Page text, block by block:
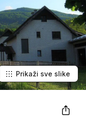
Prikaži sve slike